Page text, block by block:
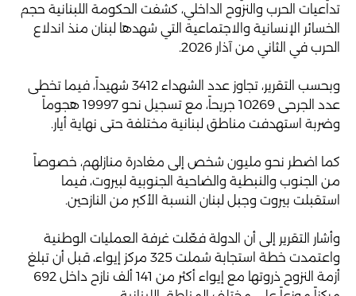
تداعيات الحرب والنزوح الداخلي، كشفت الحكومة اللبنانية حجم
الخسائر الإنسانية والاجتماعية التي شهدها لبنان منذ اندلاع
الحرب في الثاني من آذار 2026.
وبحسب التقرير، تجاوز عدد الشهداء 3412 شهيداً، فيما تخطى
عدد الجرحى 10269 جريحاً، مع تسجيل نحو 19997 هجوماً
وضربة استهدفت مناطق لبنانية مختلفة حتى نهاية أيار.
كما اضطر نحو مليون شخص إلى مغادرة منازلهم، خصوصاً
من الجنوب والنبطية والضاحية الجنوبية لبيروت، فيما
استقبلت بيروت وجبل لبنان النسبة الأكبر من النازحين.
وأشار التقرير إلى أن الدولة فعّلت غرفة العمليات الوطنية
واعتمدت خطة استجابة شملت 325 مركز إيواء، قبل أن تبلغ
أزمة النزوح ذروتها مع إيواء أكثر من 141 ألف نازح داخل 692